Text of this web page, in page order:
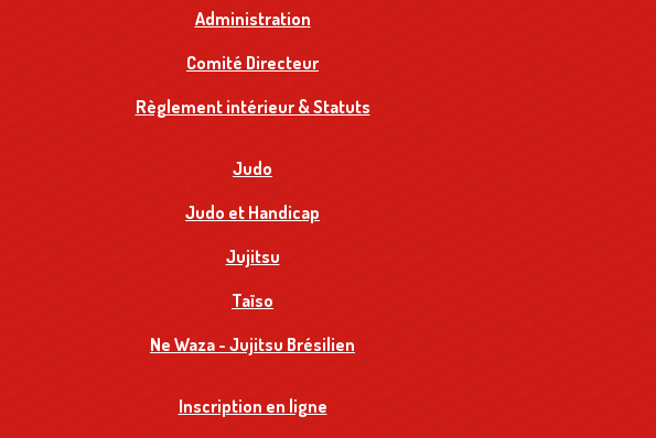
Administration
Comité Directeur
Règlement intérieur & Statuts
Judo
Judo et Handicap
Jujitsu
Taïso
Ne Waza - Jujitsu Brésilien
Inscription en ligne